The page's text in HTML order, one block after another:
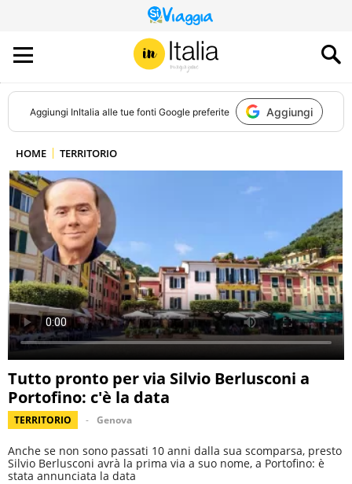
QUESTO
SITO
CONTRIBUISCE
ALL’AUDIENCE
DI
Aggiungi InItalia alle tue fonti Google preferite Aggiungi
HOME TERRITORIO
Tutto pronto per via Silvio Berlusconi a
Portofino: c'è la data
TERRITORIO Genova
Anche se non sono passati 10 anni dalla sua scomparsa, presto
Silvio Berlusconi avrà la prima via a suo nome, a Portofino: è
stata annunciata la data